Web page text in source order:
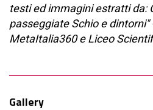
testi ed immagini estratti da:
passeggiate Schio e dintorni"
MetaItalia360 e Liceo
Gallery